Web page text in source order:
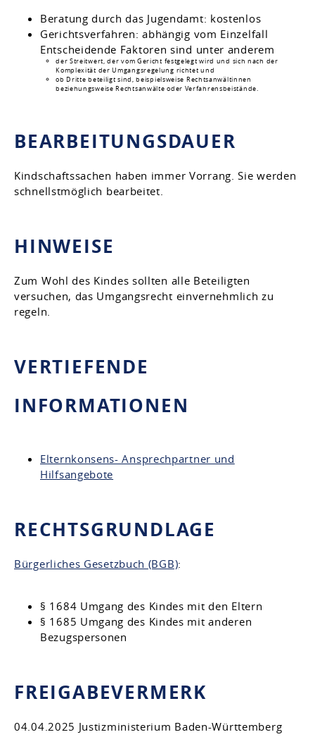
Beratung durch das Jugendamt: kostenlos
Gerichtsverfahren: abhängig vom Einzelfall
Entscheidende Faktoren sind unter anderem
der Streitwert, der vom Gericht festgelegt wird und sich nach der
Komplexität der Umgangsregelung richtet und
ob Dritte beteiligt sind, beispielsweise Rechtsanwältinnen
beziehungsweise Rechtsanwälte oder Verfahrensbeistände.
BEARBEITUNGSDAUER
Kindschaftssachen haben immer Vorrang. Sie werden
schnellstmöglich bearbeitet.
HINWEISE
Zum Wohl des Kindes sollten alle Beteiligten
versuchen, das Umgangsrecht einvernehmlich zu
regeln.
VERTIEFENDE
INFORMATIONEN
Elternkonsens- Ansprechpartner und
Hilfsangebote
RECHTSGRUNDLAGE
Bürgerliches Gesetzbuch (BGB):
§ 1684 Umgang des Kindes mit den Eltern
§ 1685 Umgang des Kindes mit anderen
Bezugspersonen
FREIGABEVERMERK
04.04.2025 Justizministerium Baden-Württemberg